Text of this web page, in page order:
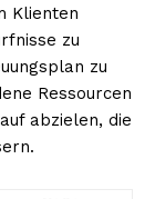
Klienten
zu
zu
Ressourcen
abzielen, die